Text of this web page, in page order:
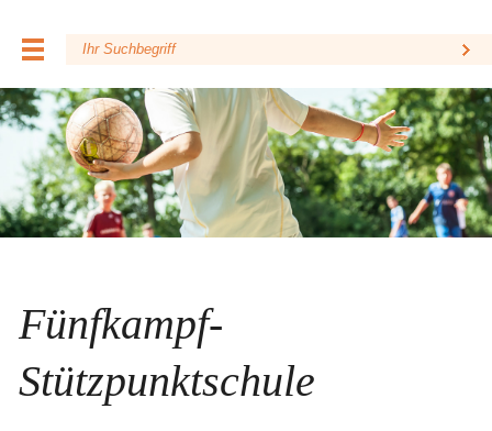
Fünfkampf-
Stützpunktschule